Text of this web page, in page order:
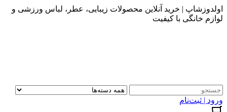
اولدوزشاپ | خرید آنلاین محصولات زیبایی، عطر، لباس ورزشی و
لوازم خانگی با کیفیت
ورود | ثبت‌نام